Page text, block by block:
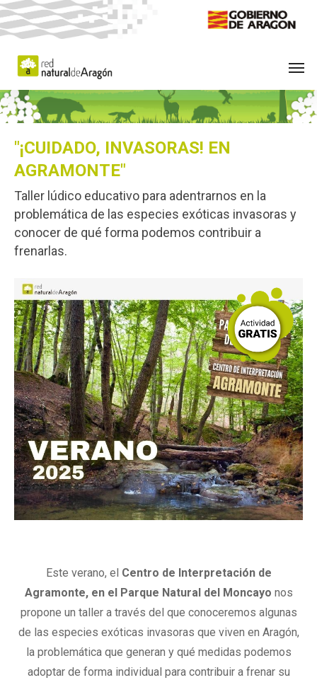
Skip
to
content
"¡CUIDADO, INVASORAS! EN
AGRAMONTE"
Taller lúdico educativo para adentrarnos en la
problemática de las especies exóticas invasoras y
conocer de qué forma podemos contribuir a
frenarlas.
Este verano, el Centro de Interpretación de
Agramonte, en el Parque Natural del Moncayo nos
propone un taller a través del que conoceremos algunas
de las especies exóticas invasoras que viven en Aragón,
la problemática que generan y qué medidas podemos
adoptar de forma individual para contribuir a frenar su